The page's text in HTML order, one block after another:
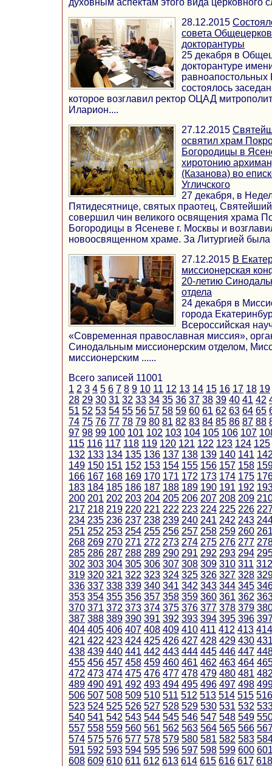
духовным аспектам этого вида церковного
28.12.2015
совета
докторантуры
25 декабря в
докторантуре
состоялось
которое возглавил ректор ОЦАД
Иларион....
27.12.2015
освятил храм
Богородицы в
хиротонию
(Казанова) во
Угличского
27 декабря, в
Пятидесятнице, святых праотец,
совершил чин великого освящения храма
Богородицы в Ясеневе г. Москвы и
новоосвященном храме. За Литургией была
27.12.2015 В
миссионерская
20-летию
отдела
24 декабря в
города
Всероссийская
«Современная православная миссия»,
Синодальным миссионерским отделом,
миссионерским ......
Всего записей 11001
1 2 3 4 5 6 7 8 9 10 11 12 13 14 15 16 17 18 19
28 29 30 31 32 33 34 35 36 37 38 39 40 41 42
51 52 53 54 55 56 57 58 59 60 61 62 63 64 65
74 75 76 77 78 79 80 81 82 83 84 85 86 87 88
97 98 99 100 101 102 103 104 105 106 107
115 116 117 118 119 120 121 122 123 124 125
132 133 134 135 136 137 138 139 140 141
149 150 151 152 153 154 155 156 157 158
166 167 168 169 170 171 172 173 174 175
183 184 185 186 187 188 189 190 191 192
200 201 202 203 204 205 206 207 208 209
217 218 219 220 221 222 223 224 225 226
234 235 236 237 238 239 240 241 242 243
251 252 253 254 255 256 257 258 259 260
268 269 270 271 272 273 274 275 276 277
285 286 287 288 289 290 291 292 293 294
302 303 304 305 306 307 308 309 310 311 312
319 320 321 322 323 324 325 326 327 328
336 337 338 339 340 341 342 343 344 345
353 354 355 356 357 358 359 360 361 362
370 371 372 373 374 375 376 377 378 379
387 388 389 390 391 392 393 394 395 396
404 405 406 407 408 409 410 411 412 413 414
421 422 423 424 425 426 427 428 429 430
438 439 440 441 442 443 444 445 446 447
455 456 457 458 459 460 461 462 463 464
472 473 474 475 476 477 478 479 480 481
489 490 491 492 493 494 495 496 497 498
506 507 508 509 510 511 512 513 514 515 516
523 524 525 526 527 528 529 530 531 532
540 541 542 543 544 545 546 547 548 549
557 558 559 560 561 562 563 564 565 566
574 575 576 577 578 579 580 581 582 583
591 592 593 594 595 596 597 598 599 600
608 609 610 611 612 613 614 615 616 617 618